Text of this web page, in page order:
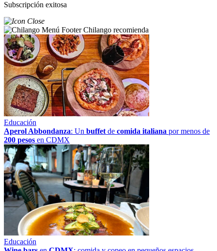
Subscripción exitosa
Chilango recomienda
Educación
Aperol Abbondanza: Un buffet de comida italiana por menos de
200 pesos en CDMX
Educación